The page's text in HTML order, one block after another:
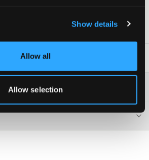
Show details
Allow all
Allow selection
les instructions de lavage